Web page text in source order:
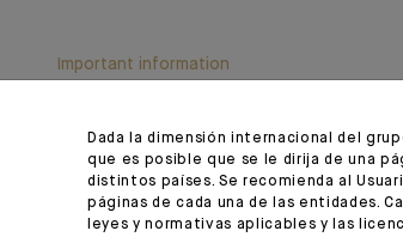
Important information
22 diciembre 2021
Dada la dimensión internacional del
que es posible que se le dirija de una
distintos países. Se recomienda al
páginas de cada una de las entidades.
leyes y normativas aplicables y las